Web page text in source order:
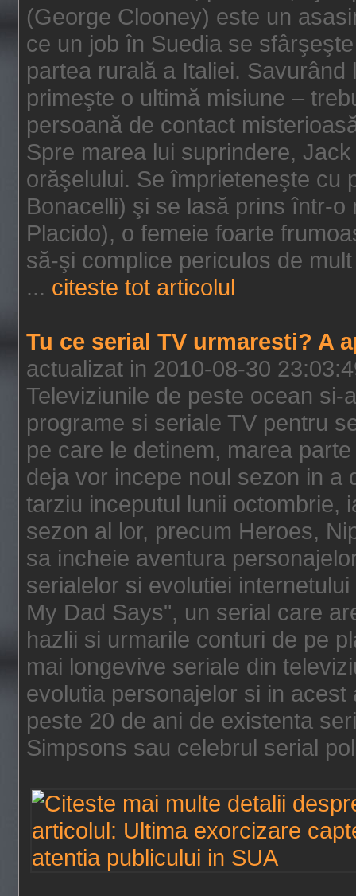
(George Clooney) este un
ce un job în Suedia se
partea rurală a Italiei.
primeşte o ultimă misiune –
persoană de contact
Spre marea lui suprindere,
orăşelului. Se împrieteneşte cu
Bonacelli) şi se lasă prins într-
Placido), o femeie foarte
să-şi complice periculos de
... citeste tot articolul
Tu ce serial TV urmaresti? A
actualizat in 2010-08-30
Televiziunile de peste ocean si-
programe si seriale TV pentru
pe care le detinem, marea
deja vor incepe noul sezon in a
tarziu inceputul lunii octombrie,
sezon al lor, precum Heroes,
sa incheie aventura
serialelor si evolutiei
My Dad Says", un serial care
hazlii si urmarile conturi de pe
mai longevive seriale din
evolutia personajelor si in
peste 20 de ani de existenta
Simpsons sau celebrul serial